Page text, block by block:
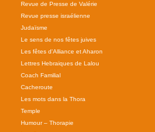
Revue de Presse de Valérie
Revue presse israélienne
Judaïsme
Le sens de nos fêtes juives
Les fêtes d'Alliance et Aharon
Lettres Hebraiques de Lalou
Coach Familial
Cacheroute
Les mots dans la Thora
Temple
Humour – Thorapie